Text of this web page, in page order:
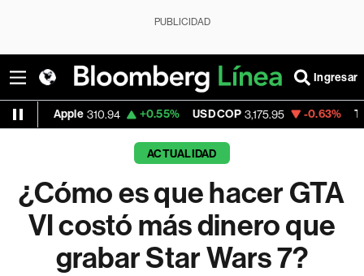
PUBLICIDAD
Ingresar
310.94 +0.55% USD COP 3,175.95 -0.63% Tesla
ACTUALIDAD
¿Cómo es que hacer GTA
VI costó más dinero que
grabar Star Wars 7?